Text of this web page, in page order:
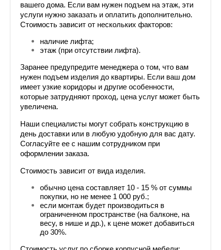
вашего дома. Если вам нужен подъем на этаж, эти
услуги нужно заказать и оплатить дополнительно.
Стоимость зависит от нескольких факторов:
наличие лифта;
этаж (при отсутствии лифта).
Заранее предупредите менеджера о том, что вам
нужен подъем изделия до квартиры. Если ваш дом
имеет узкие коридоры и другие особенности,
которые затрудняют проход, цена услуг может быть
увеличена.
Наши специалисты могут собрать конструкцию в
день доставки или в любую удобную для вас дату.
Согласуйте ее с нашим сотрудником при
оформлении заказа.
Стоимость зависит от вида изделия.
обычно цена составляет 10 - 15 % от суммы
покупки, но не менее 1 000 руб.;
если монтаж будет производиться в
ограниченном пространстве (на балконе, на
весу, в нише и др.), к цене может добавиться
до 30%.